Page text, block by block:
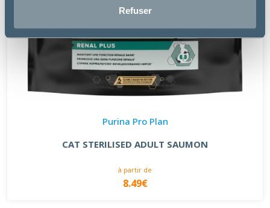
Refuser
Purina Pro Plan
CAT STERILISED ADULT SAUMON
à partir de
8.49€